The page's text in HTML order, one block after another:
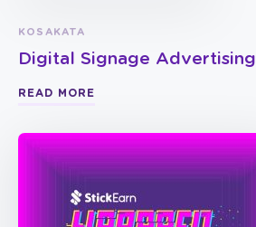
KOSAKATA
Digital Signage Advertising
READ MORE